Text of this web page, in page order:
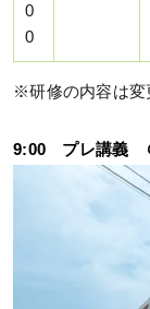
0
0
※研修の内容は変
9:00 プレ講義